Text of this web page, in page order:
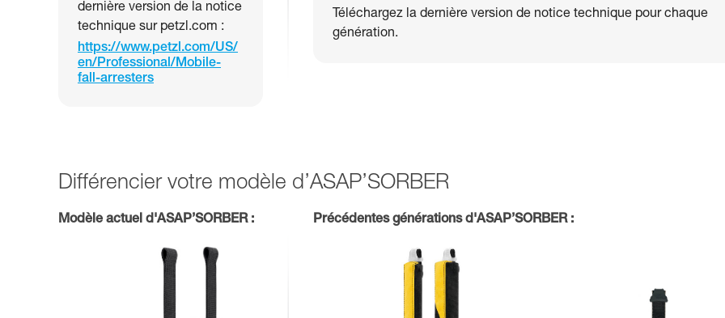
dernière version de la notice
technique sur petzl.com :
https://www.petzl.com/US/
en/Professional/Mobile-
fall-arresters
Téléchargez la dernière version de notice technique pour chaque
génération.
Différencier votre modèle d’ASAP’SORBER
Modèle actuel d'ASAP’SORBER : Précédentes générations d'ASAP’SORBER :